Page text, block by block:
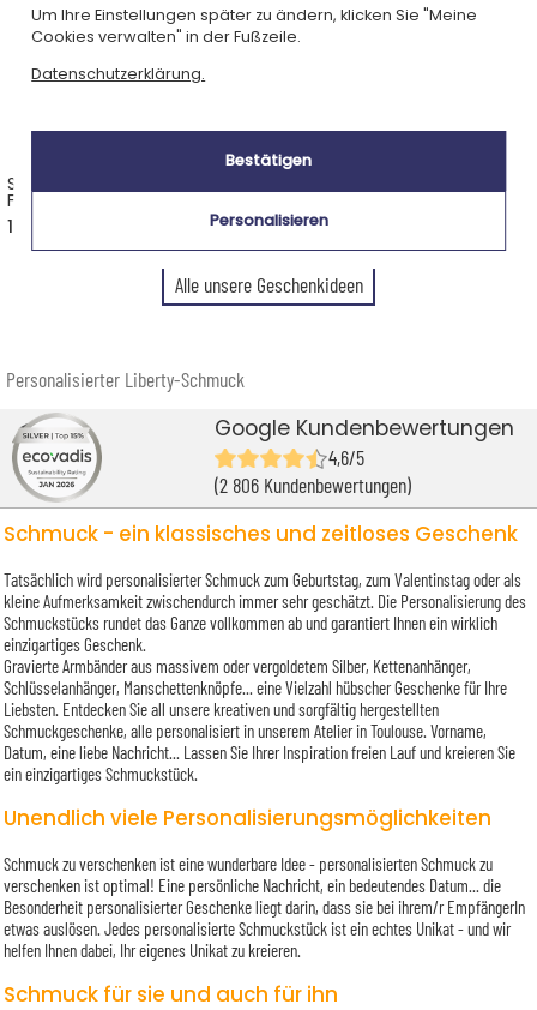
Schlüsselanhänger Platte mit
Fotogravur
12,90 €
Platte Ajour-Stern
16,90 €
Alle unsere Geschenkideen
Personalisierter Liberty-Schmuck
Google Kundenbewertungen
4,6/5
(2 806 Kundenbewertungen)
Schmuck - ein klassisches und zeitloses Geschenk
Tatsächlich wird personalisierter Schmuck zum Geburtstag, zum Valentinstag oder als
kleine Aufmerksamkeit zwischendurch immer sehr geschätzt. Die Personalisierung des
Schmuckstücks rundet das Ganze vollkommen ab und garantiert Ihnen ein wirklich
einzigartiges Geschenk.
Gravierte Armbänder aus massivem oder vergoldetem Silber, Kettenanhänger,
Schlüsselanhänger, Manschettenknöpfe... eine Vielzahl hübscher Geschenke für Ihre
Liebsten. Entdecken Sie all unsere kreativen und sorgfältig hergestellten
Schmuckgeschenke, alle personalisiert in unserem Atelier in Toulouse. Vorname,
Datum, eine liebe Nachricht... Lassen Sie Ihrer Inspiration freien Lauf und kreieren Sie
ein einzigartiges Schmuckstück.
Unendlich viele Personalisierungsmöglichkeiten
Schmuck zu verschenken ist eine wunderbare Idee - personalisierten Schmuck zu
verschenken ist optimal! Eine persönliche Nachricht, ein bedeutendes Datum... die
Besonderheit personalisierter Geschenke liegt darin, dass sie bei ihrem/r EmpfängerIn
etwas auslösen. Jedes personalisierte Schmuckstück ist ein echtes Unikat - und wir
helfen Ihnen dabei, Ihr eigenes Unikat zu kreieren.
Schmuck für sie und auch für ihn
Um Ihre Einstellungen später zu ändern, klicken Sie "Meine
Cookies verwalten" in der Fußzeile.
Datenschutzerklärung.
Bestätigen
Personalisieren